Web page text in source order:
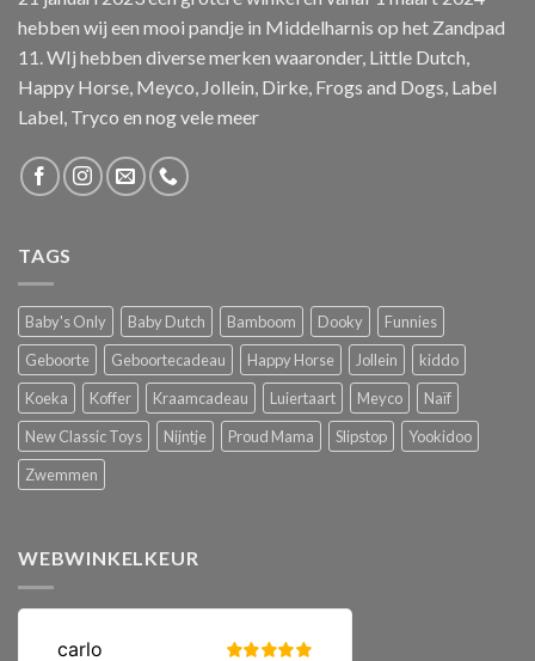
hebben wij een mooi pandje in Middelharnis op het Zandpad
11. WIj hebben diverse merken waaronder, Little Dutch,
Happy Horse, Meyco, Jollein, Dirke, Frogs and Dogs, Label
Label, Tryco en nog vele meer
TAGS
Baby's Only Baby Dutch Bamboom Dooky
Funnies
Geboorte
Geboortecadeau Happy Horse Jollein
kiddo
Koeka
Koffer Kraamcadeau Luiertaart Meyco
Naïf
New Classic Toys
Nijntje Proud Mama Slipstop
Yookidoo
Zwemmen
WEBWINKELKEUR